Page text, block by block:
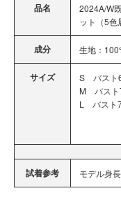
品名
2024A/W
ット（5色
成分 生地：
サイズ
S バス
M バス
L バスト
試着参考 モデル身